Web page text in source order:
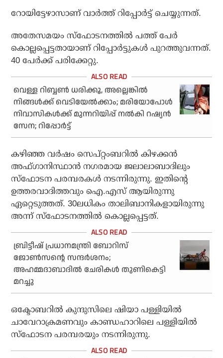
റോയിട്ടേഴാസാണ് വാര്‍ത്ത് റിപ്പോര്‍ട്ട് ചെയ്യുന്നത്.
അതേസമയം സ്‌ഫോടനത്തില്‍ പത്ത് പേര്‍
കൊല്ലപ്പെട്ടതായാണ് റിപ്പോര്‍ട്ടുകള്‍ പുറത്തുവന്നത്.
40 പേര്‍ക്ക് പരിക്കേറ്റു.
വെള്ള റിബ്ബണ്‍ ധരിക്കൂ, അല്ലെങ്കില്‍
നിങ്ങള്‍ക്ക് വെടിയേല്‍ക്കാം; മരിയോപോള്‍
നിവാസികള്‍ക്ക് മുന്നറിയിപ്പ് നല്‍കി റഷ്യന്‍
സേന; റിപ്പോര്‍ട്ട്
കഴിഞ്ഞ വര്‍ഷം സെപ്റ്റംബറില്‍ കിഴക്കന്‍
അഫ്ഗാനിസ്ഥാന്‍ നഗരമായ ജലാലാബാദിലും
സ്‌ഫോടന പരമ്പരകള്‍ നടന്നിരുന്നു. ഇതിന്റെ
ഉത്തരവാദിത്തവും ഐ.എസ് ആയിരുന്നു
ഏറ്റെടുത്തത്. 30ലധികം താലിബാനികളായിരുന്നു
അന്ന് സ്‌ഫോടനത്തില്‍ കൊല്ലപ്പെട്ടത്.
ബ്രിട്ടീഷ് പ്രധാനമന്ത്രി ബോറിസ്
ജോണ്‍സന്റെ സന്ദര്‍ശനം;
അഹമ്മദാബാദില്‍ ചേരികള്‍ തുണികെട്ടി
മറച്ചു
ഒക്ടോബറില്‍ കുന്ദുസിലെ ഷിയാ പള്ളിയില്‍
ചാവേറാക്രമണവും കാണ്ഡഹാറിലെ പള്ളിയില്‍
സ്‌ഫോടന പരമ്പരയും നടന്നിരുന്നു.